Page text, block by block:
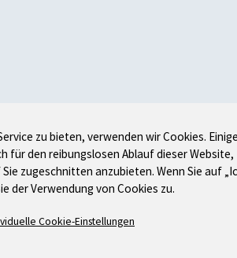
zu bieten, verwenden wir Cookies.
für den reibungslosen Ablauf dieser Website,
zugeschnitten anzubieten. Wenn Sie auf
der Verwendung von Cookies zu.
Cookie-Einstellungen